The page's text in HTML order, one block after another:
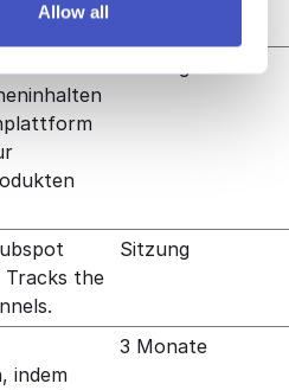
Allow all
Tracks the
Sitzung
indem
3 Monate